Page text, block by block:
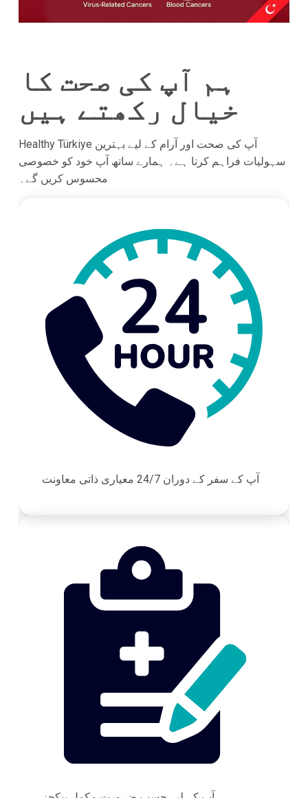
ہم آپ کی صحت کا
خیال رکھتے ہیں
Healthy Türkiye آپ کی صحت اور آرام کے لیے بہترین
سہولیات فراہم کرتا ہے۔ ہمارے ساتھ آپ خود کو خصوصی
محسوس کریں گے۔
آپ کے سفر کے دوران 24/7 معیاری ذاتی معاونت